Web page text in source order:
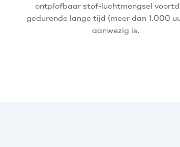
ontplofbaar stof-luchtmengsel
gedurende lange tijd (meer dan 1.000
aanwezig is.